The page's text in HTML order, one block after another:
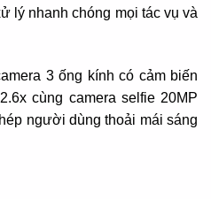
lý nhanh chóng mọi tác vụ và
3 ống kính có cảm biến
cùng camera selfie 20MP
người dùng thoải mái sáng